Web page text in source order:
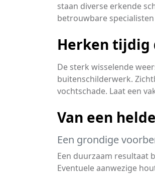
staan diverse erkende
betrouwbare
Herken tijdig
De sterk wisselende
buitenschilderwerk.
vochtschade. Laat een
Van een
Een grondige
Een duurzaam resultaat
Eventuele aanwezige